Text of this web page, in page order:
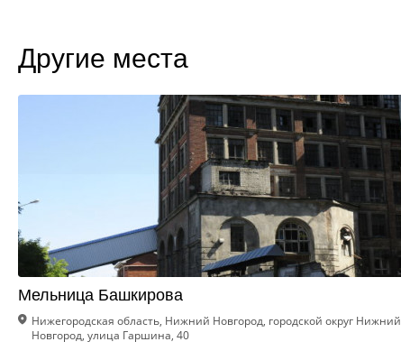
Другие места
Мельница Башкирова
Нижегородская область, Нижний Новгород, городской округ Нижний
Новгород, улица Гаршина, 40